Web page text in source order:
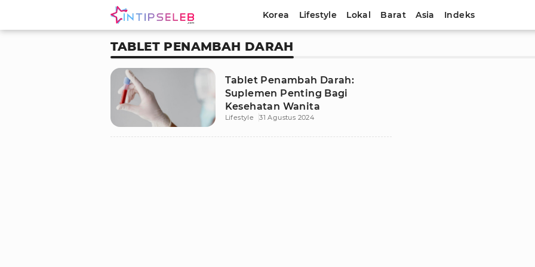
Korea Lifestyle Lokal Barat Asia Indeks
TABLET PENAMBAH DARAH
Tablet Penambah Darah:
Suplemen Penting Bagi
Kesehatan Wanita
Lifestyle 31 Agustus 2024